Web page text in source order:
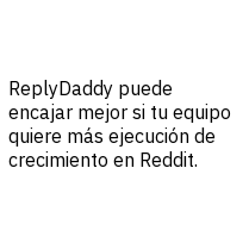
ReplyDaddy puede
encajar mejor si tu equipo
quiere más ejecución de
crecimiento en Reddit.